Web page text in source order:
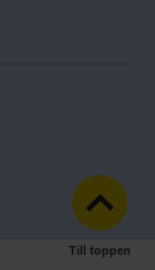
Till toppen